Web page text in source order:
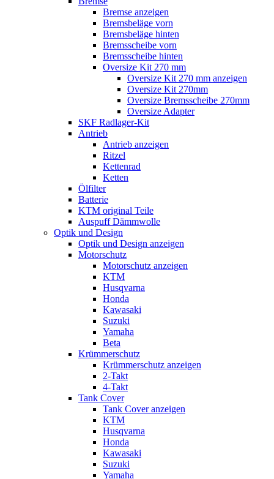
Bremse anzeigen
Bremsbeläge vorn
Bremsbeläge hinten
Bremsscheibe vorn
Bremsscheibe hinten
Oversize Kit 270 mm
Oversize Kit 270 mm anzeigen
Oversize Kit 270mm
Oversize Bremsscheibe 270mm
Oversize Adapter
SKF Radlager-Kit
Antrieb
Antrieb anzeigen
Ritzel
Kettenrad
Ketten
Ölfilter
Batterie
KTM original Teile
Auspuff Dämmwolle
Optik und Design
Optik und Design anzeigen
Motorschutz
Motorschutz anzeigen
KTM
Husqvarna
Honda
Kawasaki
Suzuki
Yamaha
Beta
Krümmerschutz
Krümmerschutz anzeigen
2-Takt
4-Takt
Tank Cover
Tank Cover anzeigen
KTM
Husqvarna
Honda
Kawasaki
Suzuki
Yamaha